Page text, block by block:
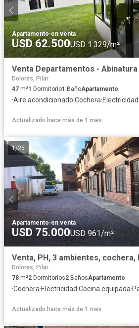
Apartamento·en venta
USD 62.500USD 1.329/m²
Venta Departamentos -
Dolores, Pilar
47 m²1 Dormitorio1 BañoApartamento
·Aire acondicionado·Cochera·Electricidad
Actualizado hace más de 1 mes
1/25
Apartamento·en venta
USD 75.000USD 961/m²
Venta, PH, 3 ambientes, cochera,
Dolores, Pilar
78 m²2 Dormitorios2 BañosApartamento
·Cochera·Electricidad·Cocina equipada·
Actualizado hace más de 1 mes